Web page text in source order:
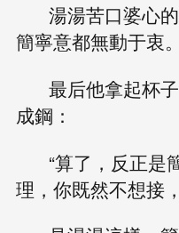
湯湯苦口婆心
簡寧意都無動于衷。
最后他拿起杯
成鋼：
“算了，反正是
理，你既然不想接